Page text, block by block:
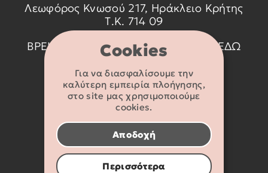
Cookies
Για να διασφαλίσουμε την
καλύτερη εμπειρία πλοήγησης,
στο site μας χρησιμοποιούμε
cookies.
Αποδοχή
Περισσότερα
Λεωφόρος Κνωσού 217, Ηράκλειο Κρήτης
Τ.Κ. 714 09
ΒΡΕΙΤΕ ΜΑΣ ΣΤΟ ΧΑΡΤΗ ΠΑΤΩΝΤΑΣ
ΕΔΩ
Στοιχεία
επικοινωνίας
2810 233095
info@flexikids.gr